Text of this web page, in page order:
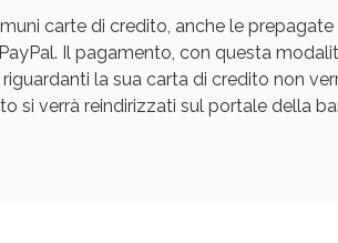
carte di credito, anche le prepagate
Il pagamento, con questa
la sua carta di credito non
si verrà reindirizzati sul portale della